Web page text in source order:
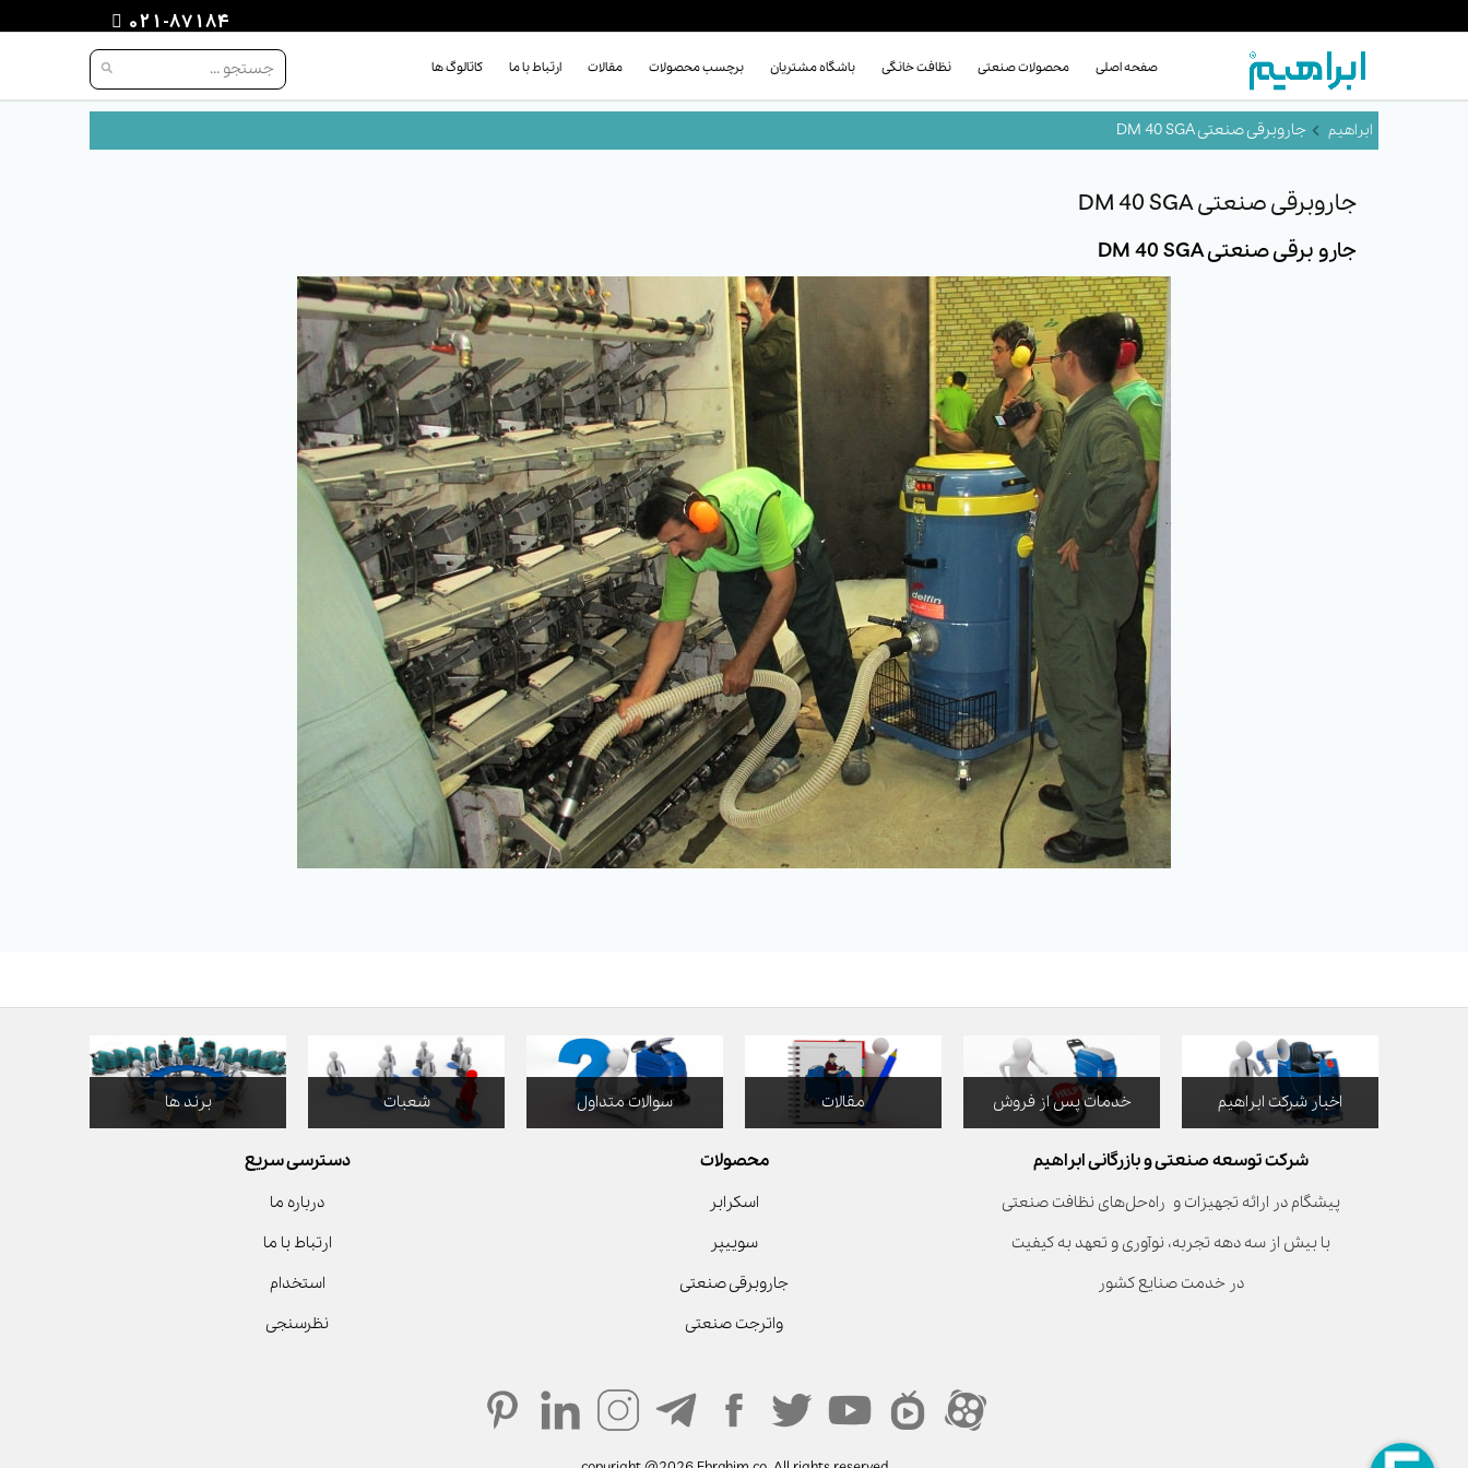
021-87184
صفحه اصلی محصولات صنعتی نظافت خانگی باشگاه مشتریان برچسب محصولات مقالات ارتباط با ما کاتالوگ ها
جاروبرقی صنعتی DM 40 SGA
جاروبرقی صنعتی DM 40 SGA
جارو برقی صنعتی DM 40 SGA
اخبار شرکت ابراهیم خدمات پس از فروش مقالات سوالات متداول شعبات برند ها
شرکت توسعه صنعتی و بازرگانی ابراهیم
پیشگام در ارائه تجهیزات و راه‌حل‌های نظافت صنعتی
با بیش از سه دهه تجربه، نوآوری و تعهد به کیفیت
در خدمت صنایع کشور
محصولات
اسکرابر
سوییپر
جاروبرقی صنعتی
واترجت صنعتی
دسترسی سریع
درباره ما
ارتباط با ما
استخدام
نظرسنجی